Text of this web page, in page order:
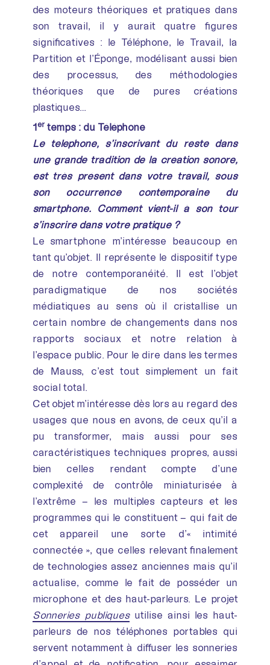
des moteurs théoriques et pratiques dans
son travail, il y aurait quatre figures
significatives : le Téléphone, le Travail, la
Partition et l’Éponge, modélisant aussi bien
des processus, des méthodologies
théoriques que de pures créations
plastiques…
1ertemps : du Téléphone
Le téléphone, s’inscrivant du reste dans
une grande tradition de la création sonore,
est très présent dans votre travail, sous
son occurrence contemporaine du
smartphone. Comment vient-il à son tour
s’inscrire dans votre pratique ?
Le smartphone m’intéresse beaucoup en
tant qu’objet. Il représente le dispositif type
de notre contemporanéité. Il est l’objet
paradigmatique de nos sociétés
médiatiques au sens où il cristallise un
certain nombre de changements dans nos
rapports sociaux et notre relation à
l’espace public. Pour le dire dans les termes
de Mauss, c’est tout simplement un fait
social total.
Cet objet m’intéresse dès lors au regard des
usages que nous en avons, de ceux qu’il a
pu transformer, mais aussi pour ses
caractéristiques techniques propres, aussi
bien celles rendant compte d’une
complexité de contrôle miniaturisée à
l’extrême – les multiples capteurs et les
programmes qui le constituent – qui fait de
cet appareil une sorte d’« intimité
connectée », que celles relevant finalement
de technologies assez anciennes mais qu’il
actualise, comme le fait de posséder un
microphone et des haut-parleurs. Le projet
Sonneries publiquesutilise ainsi les haut-
parleurs de nos téléphones portables qui
servent notamment à diffuser les sonneries